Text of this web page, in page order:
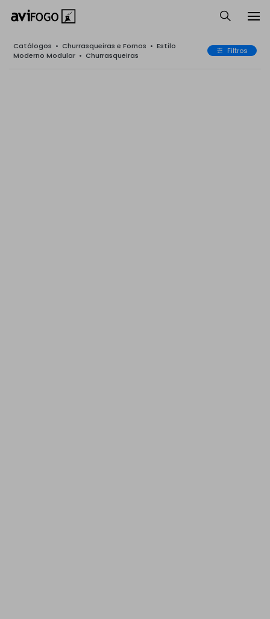
Catálogos • Churrasqueiras e Fornos • Estilo
Moderno Modular • Churrasqueiras Filtros